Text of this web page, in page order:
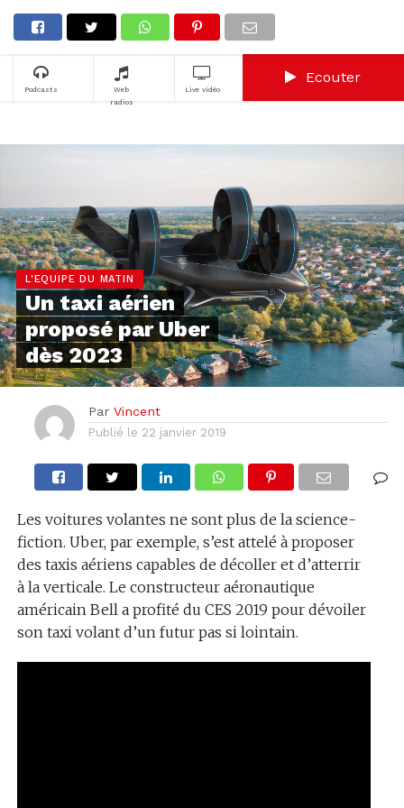
Podcasts
Web
radios
Live vidéo
Ecouter
L'EQUIPE DU MATIN
Un taxi aérien
proposé par Uber
dès 2023
Par Vincent
Publié le 22 janvier 2019
Les voitures volantes ne sont plus de la science-
fiction. Uber, par exemple, s’est attelé à proposer
des taxis aériens capables de décoller et d’atterrir
à la verticale. Le constructeur aéronautique
américain Bell a profité du CES 2019 pour dévoiler
son taxi volant d’un futur pas si lointain.